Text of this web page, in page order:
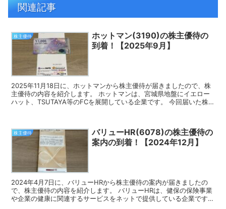
関連記事
株主優待
ホットマン(3190)の株主優待の
到着！【2025年9月】
2025年11月18日に、ホットマンから株主優待が届きましたので、株
主優待の内容を紹介します。 ホットマンは、宮城県地盤にイエロー
ハット、TSUTAYA等のFCを展開している企業です。 今回届いた株
株主優待
バリューHR(6078)の株主優待の
案内の到着！【2024年12月】
2024年4月7日に、バリューHRから株主優待の案内が届きましたの
で、株主優待の内容を紹介します。 バリューHRは、健保の保険事業
や企業の健康に関連するサービスをネットで提供している企業です。